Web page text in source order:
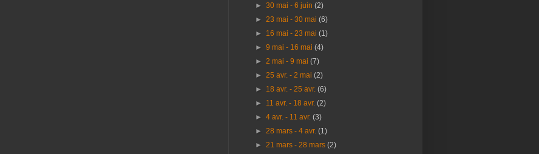
►30 mai - 6 juin(2)
►23 mai - 30 mai(6)
► 16 mai - 23 mai(1)
►9 mai - 16 mai(4)
►2 mai - 9 mai(7)
►25 avr. - 2 mai(2)
► 18 avr. - 25 avr.(6)
► 11 avr. - 18 avr.(2)
►4 avr. - 11 avr.(3)
►28 mars - 4 avr.(1)
►21 mars - 28 mars(2)